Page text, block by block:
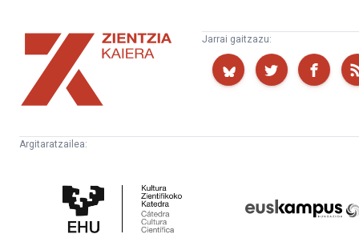
Zientzia
Kaiera
Jarrai gaitzazu:
Argitaratzailea:
Zientifikoko
Katedra